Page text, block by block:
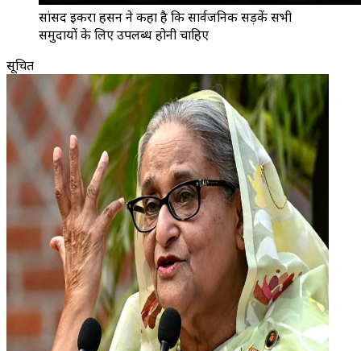
सांसद इकरा हसन ने कहा है कि सार्वजनिक सड़कें सभी
समुदायों के लिए उपलब्ध होनी चाहिए
सूचित